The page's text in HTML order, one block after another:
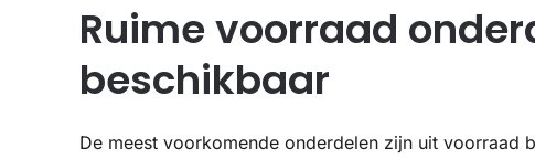
Ruime voorraad
beschikbaar
De meest voorkomende onderdelen zijn uit voorraad